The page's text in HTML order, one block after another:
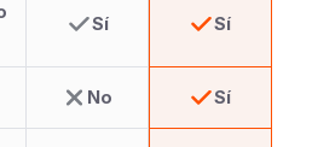
Sí Sí
No Sí